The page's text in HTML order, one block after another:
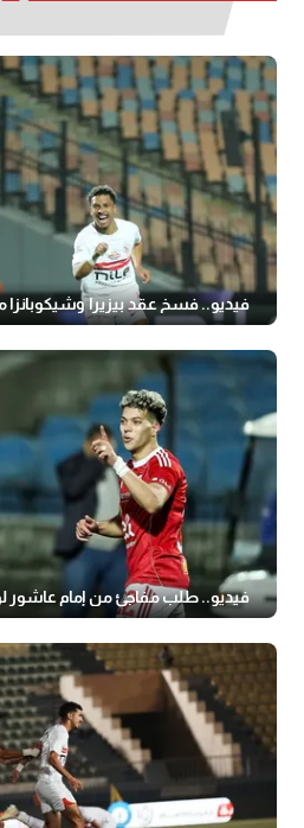
فيديو.. فسخ عقد بيزيرا وشيكوبانزا
فيديو.. طلب مفاجئ من إمام عاشور